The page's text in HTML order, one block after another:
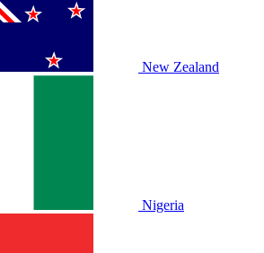
New Zealand
Nigeria